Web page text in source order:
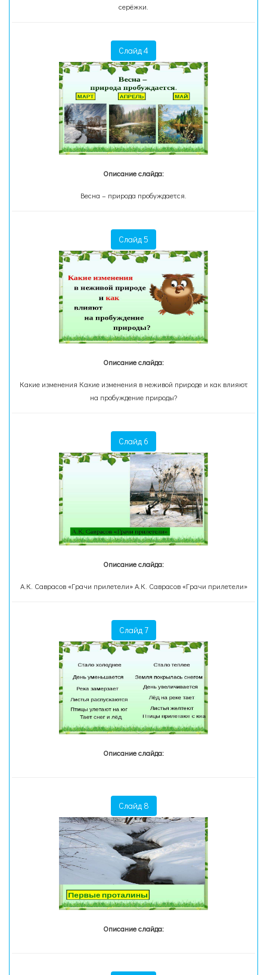
серёжки.
Слайд 4
Описание слайда:
Весна – природа пробуждается.
Слайд 5
Описание слайда:
Какие изменения Какие изменения в неживой природе и как влияют
на пробуждение природы?
Слайд 6
Описание слайда:
А.К. Саврасов «Грачи прилетели» А.К. Саврасов «Грачи прилетели»
Слайд 7
Описание слайда:
Слайд 8
Описание слайда: